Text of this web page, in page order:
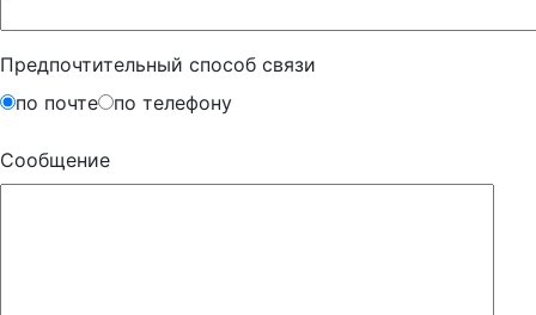
Предпочтительный способ связи
по почте
по телефону
Сообщение